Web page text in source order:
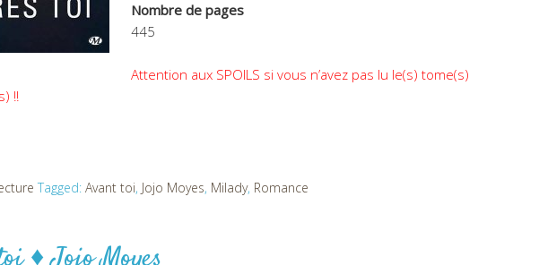
Nombre de pages
445
Attention aux SPOILS si vous n’avez pas lu le(s) tome(s)
!!
Tagged: Avant toi, Jojo Moyes, Milady, Romance